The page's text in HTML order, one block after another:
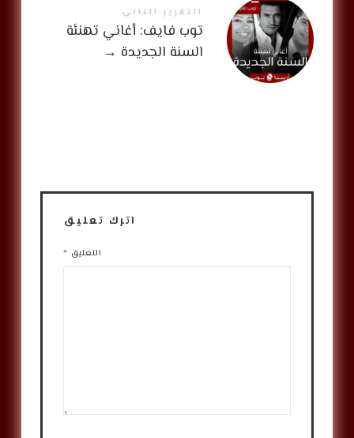
التقرير التالي
توب فايف: أغاني تهنئة
السنة الجديدة →
اترك تعليق
التعليق *